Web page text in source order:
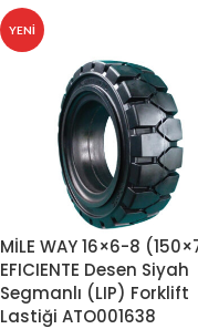
YENI
MİLE WAY 16×6-8
EFICIENTE Desen Siyah
Segmanlı (LIP) Forklift
Lastiği ATO001638